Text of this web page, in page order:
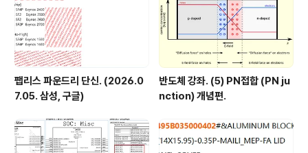
팹리스 파운드리 단신. (2026.0
7.05. 삼성, 구글)
반도체 강좌. (5) PN접합 (PN ju
nction) 개념편.